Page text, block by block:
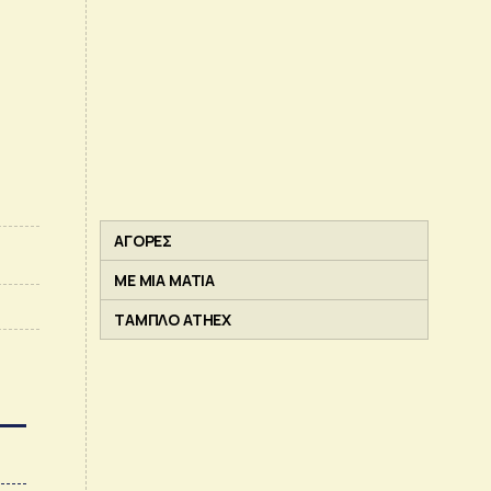
ΑΓΟΡΕΣ
ΜΕ ΜΙΑ ΜΑΤΙΑ
ΤΑΜΠΛΟ ATHEX